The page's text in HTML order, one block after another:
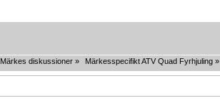
Märkes diskussioner » Märkesspecifikt ATV Quad Fyrhjuling»